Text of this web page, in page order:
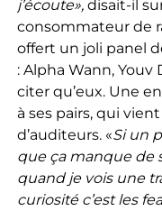
j’écoute»,disait-il
consommateur de
offert un joli panel
: Alpha Wann, Youv
citer qu’eux. Une
à ses pairs, qui
d’auditeurs. «Si un
que ça manque de
quand je vois une
curiosité c’est les